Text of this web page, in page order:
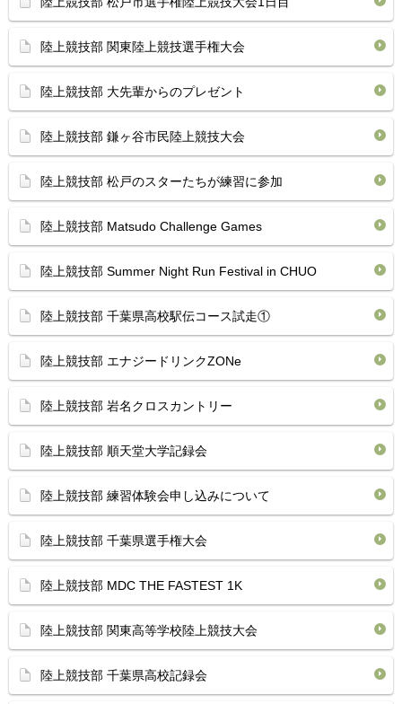
陸上競技部 関東陸上競技選手権大会
陸上競技部 大先輩からのプレゼント
陸上競技部 鎌ヶ谷市民陸上競技大会
陸上競技部 松戸のスターたちが練習に参加
陸上競技部 Matsudo Challenge Games
陸上競技部 Summer Night Run Festival in CHUO
陸上競技部 千葉県高校駅伝コース試走①
陸上競技部 エナジードリンクZONe
陸上競技部 岩名クロスカントリー
陸上競技部 順天堂大学記録会
陸上競技部 練習体験会申し込みについて
陸上競技部 千葉県選手権大会
陸上競技部 MDC THE FASTEST 1K
陸上競技部 関東高等学校陸上競技大会
陸上競技部 千葉県高校記録会